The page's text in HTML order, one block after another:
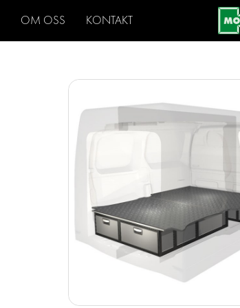
OM OSS KONTAKT